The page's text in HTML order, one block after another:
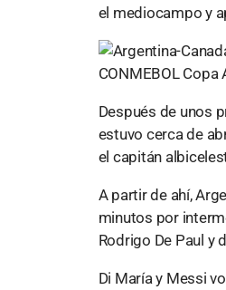
el mediocampo y
Después de unos
estuvo cerca de
el capitán
A partir de ahí,
minutos por
Rodrigo De Paul y
Di María y Messi